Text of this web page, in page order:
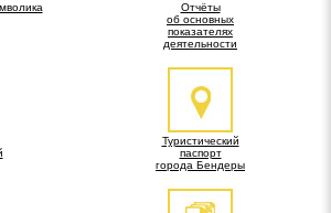
Отчёты
об основных
показателях
деятельности
Туристический
паспорт
города Бендеры